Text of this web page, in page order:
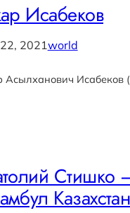
Исабеков
2021world
Асылханович Исабеков
Стишко
Казахстан